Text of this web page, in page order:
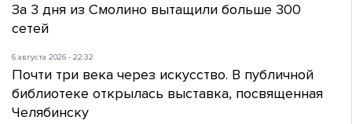
За 3 дня из Смолино вытащили больше 300
сетей
6 августа 2026 - 22:32
Почти три века через искусство. В публичной
библиотеке открылась выставка, посвященная
Челябинску